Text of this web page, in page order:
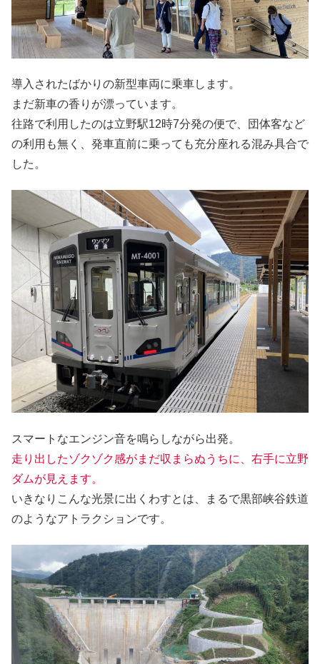
導入されたばかりの新型車両に乗車します。
まだ新車の香りが漂っています。
往路で利用したのは立野駅12時7分発の便で、団体客など
の利用も無く、発車直前に乗っても充分座れる混み具合で
した。
スマートなエンジン音を鳴らしながら出発。
走り出したゾクゾク感がまだ収まらぬうちに、右手に立野
ダムが見えます。
いきなりこんな光景に出くわすとは、まるで黒部峡谷鉄道
のようなアトラクションです。